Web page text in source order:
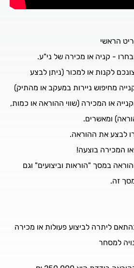
הראשי
- קניה או מכירה של ני"ע.
לקנות או למכור (ניתן לבצע
מחיפוש ניירות במעקב או מהתיק)
או המכירה (שווי ההוראה או כמות,
ומאשרים.
לבצע את ההוראה.
המכירה בוצעה!
במסך "הוראות וביצועים" וגם
זה.
ליתרה לביצוע פעולות או מכירה
למסחר